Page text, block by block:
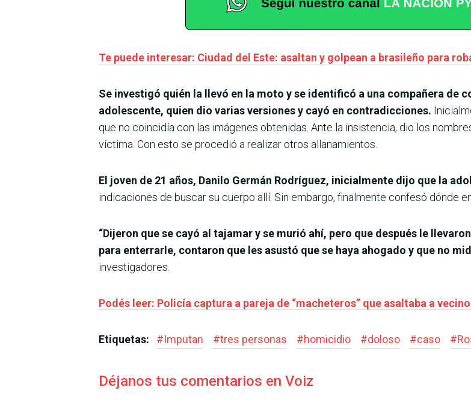
Te puede interesar: Ciudad del Este: asaltan y golpean a brasileño para
Se investigó quién la llevó en la moto y se identificó a una compañera de
adolescente, quien dio varias versiones y cayó en contradicciones.
que no coincidía con las imágenes obtenidas. Ante la insistencia, dio los
víctima. Con esto se procedió a realizar otros allanamientos.
El joven de 21 años, Danilo Germán Rodríguez, inicialmente dijo que la
indicaciones de buscar su cuerpo allí. Sin embargo, finalmente confesó dónde
“Dijeron que se cayó al tajamar y se murió ahí, pero que después le
para enterrarle, contaron que les asustó que se haya ahogado y que no
investigadores.
Podés leer: Policía captura a pareja de “macheteros” que asaltaba a
Etiquetas: #Imputan #tres personas #homicidio #doloso #caso #
Déjanos tus comentarios en Voiz